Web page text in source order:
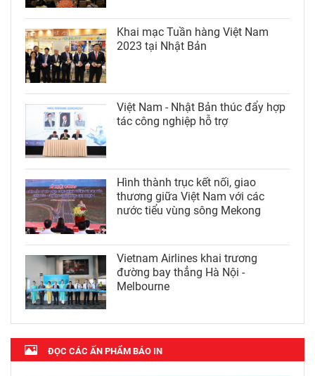
Khai mạc Tuần hàng Việt Nam
2023 tại Nhật Bản
Việt Nam - Nhật Bản thúc đẩy hợp
tác công nghiệp hỗ trợ
Hình thành trục kết nối, giao
thương giữa Việt Nam với các
nước tiểu vùng sông Mekong
Vietnam Airlines khai trương
đường bay thẳng Hà Nội -
Melbourne
ĐỌC CÁC ẤN PHẨM BÁO IN